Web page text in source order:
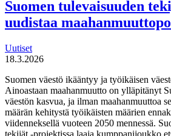
kirjaamisen,
lähettämisen
käytännöistä
Suomen tulevaisuuden
uudistaa
Uutiset
18.3.2026
Suomen väestö ikääntyy ja työikäisen
Ainoastaan maahanmuutto on ylläpitänyt
väestön kasvua, ja ilman maahanmuuttoa
määrän kehitystä työikäisten määrien
viidenneksellä vuoteen 2050 mennessä.
tekijät -projektissa laaja kumppanijoukko